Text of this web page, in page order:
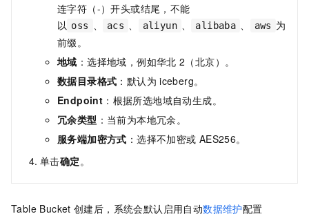
连字符（-）开头或结尾，不能
以 oss 、 acs 、 aliyun 、 alibaba 、 aws 为
前缀。
地域 ：选择地域，例如华北 2（北京）。
数据目录格式 ：默认为 iceberg。
Endpoint ：根据所选地域自动生成。
冗余类型 ：当前为本地冗余。
服务端加密方式 ：选择不加密或 AES256。
单击确定。
Table Bucket 创建后，系统会默认启用自动数据维护配置